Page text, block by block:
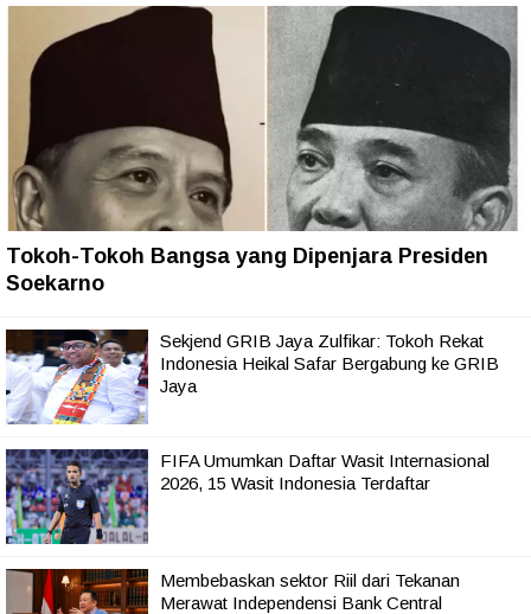
Tokoh-Tokoh Bangsa yang Dipenjara Presiden
Soekarno
Sekjend GRIB Jaya Zulfikar: Tokoh Rekat
Indonesia Heikal Safar Bergabung ke GRIB
Jaya
FIFA Umumkan Daftar Wasit Internasional
2026, 15 Wasit Indonesia Terdaftar
Membebaskan sektor Riil dari Tekanan
Merawat Independensi Bank Central